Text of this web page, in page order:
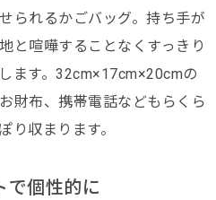
られるかごバッグ。持ち手が
と喧嘩することなくすっきり
ます。32cm×17cm×20cmの
財布、携帯電話などもらくら
り収まります。
で個性的に